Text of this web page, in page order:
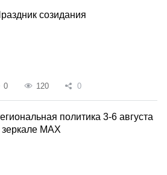
созидания
0 120 0
политика 3-6 августа
зеркале MAX